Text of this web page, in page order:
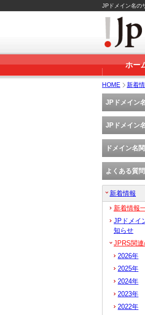
JPドメイン名の
ホー
HOME 新着
JPドメイン
JPドメイン
ドメイン名
よくある質問
新着情報
新着情報
JPドメイ
知らせ
JPRS関
2026年
2025年
2024年
2023年
2022年